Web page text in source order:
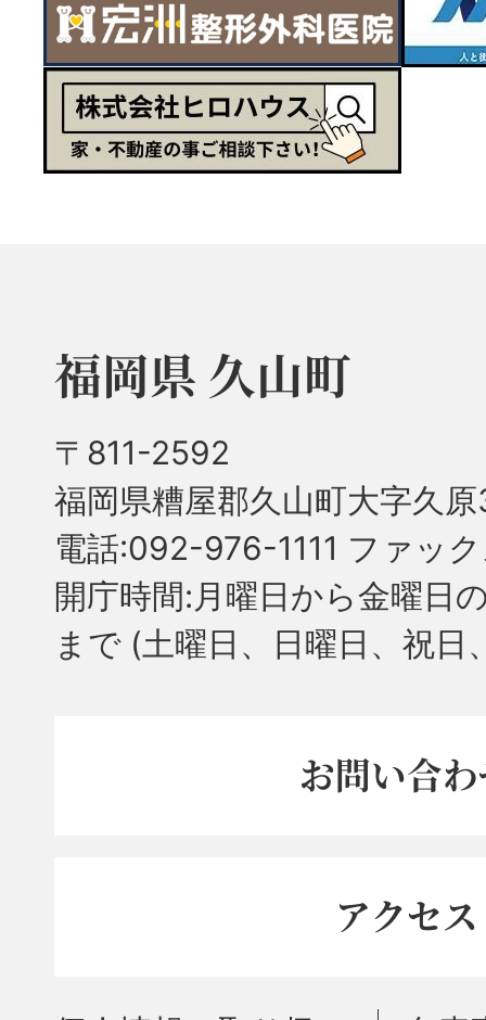
福岡県 久山町
〒811-2592
福岡県糟屋郡久山町大字久
電話:092-976-1111 ファッ
開庁時間:月曜日から金曜日
まで (土曜日、日曜日、祝日
お問い合
アクセス